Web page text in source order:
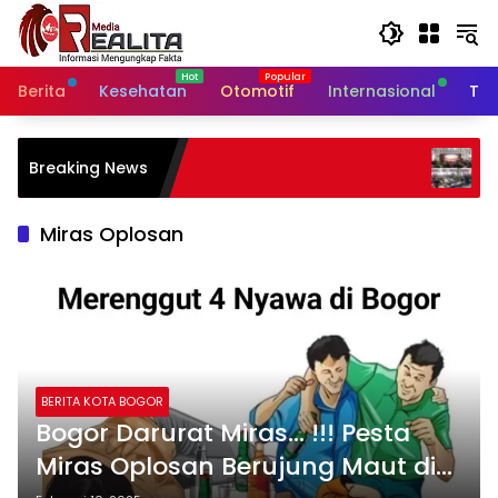
Langsung
konten
Berita
Kesehatan Otomotif Internasional
Breaking News
Ekspektasi Tak Sesuai
Soroti Ketidakhadiran
Kongres Kebudayaan
Miras Oplosan
BERITA KOTA BOGOR
Bogor Darurat Miras… !!! Pesta
Miras Oplosan Berujung Maut di